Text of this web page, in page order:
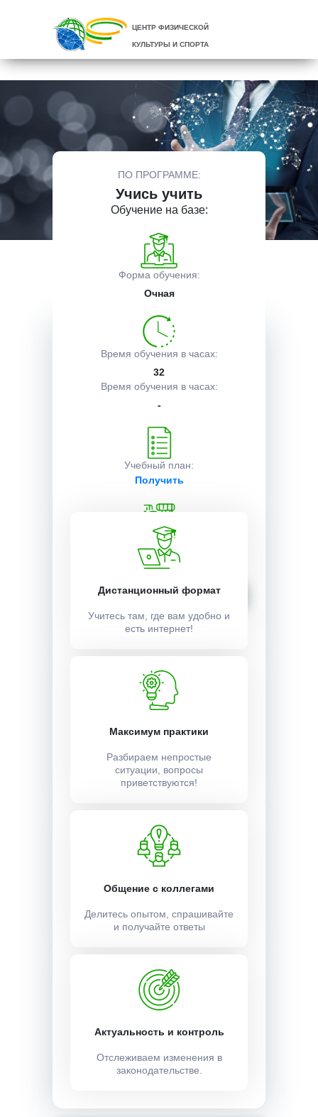
ЦЕНТР ФИЗИЧЕСКОЙ
КУЛЬТУРЫ И СПОРТА
ПО ПРОГРАММЕ:
Учись учить
Обучение на базе:
Форма обучения:
Очная
Время обучения в часах:
32
Время обучения в часах:
-
Учебный план:
Получить
Стоимость:
90000 ₽
Записаться
Описание курса
Получаемые документы
Условия поступления
Дистанционный формат
Учитесь там, где вам удобно и
есть интернет!
Максимум практики
Разбираем непростые
ситуации, вопросы
приветствуются!
Общение с коллегами
Делитесь опытом, спрашивайте
и получайте ответы
Актуальность и контроль
Отслеживаем изменения в
законодательстве.